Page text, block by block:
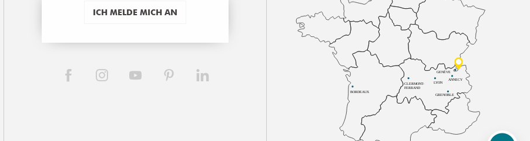
ICH MELDE MICH AN
BORDEAUX
CLERMONT-
FERRAND
LYON
ANNECY
GRENOBLE
GENÈVE